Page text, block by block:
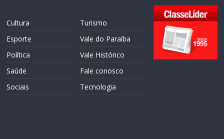
Cultura
Esporte
Política
Saúde
Sociais
Turismo
Vale do Paraíba
Vale Histórico
Fale conosco
Tecnologia